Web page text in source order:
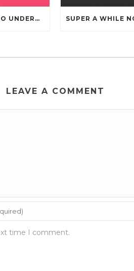
KNEBEL ELECTED TO UNDERGO TOMMY CHEAP JERSEYS FROM CHINA
LEAVE A COMMENT
time I comment.